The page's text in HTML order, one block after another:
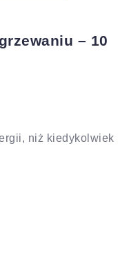
– 10
niż kiedykolwiek